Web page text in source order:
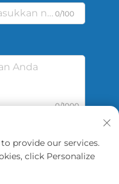
0/100
0/1000
provide our services.
click Personalize